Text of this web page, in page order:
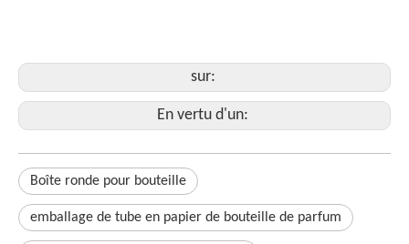
sur:
En vertu d'un:
Boîte ronde pour bouteille
emballage de tube en papier de bouteille de parfum